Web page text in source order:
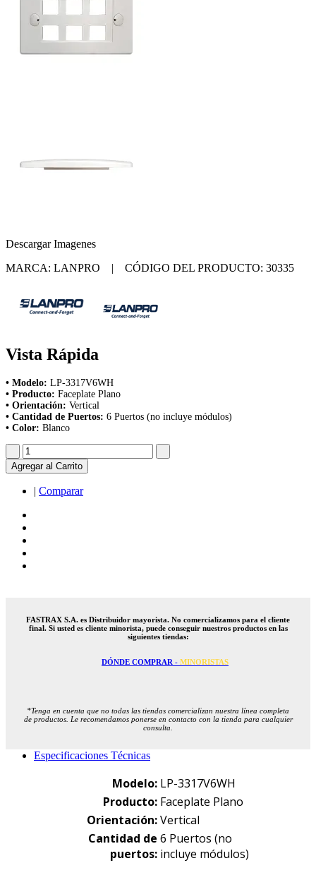
Descargar Imagenes
MARCA: LANPRO | CÓDIGO DEL PRODUCTO: 30335
Vista Rápida
• Modelo: LP-3317V6WH
• Producto: Faceplate Plano
• Orientación: Vertical
• Cantidad de Puertos: 6 Puertos (no incluye módulos)
• Color: Blanco
Agregar al Carrito
Comparar
FASTRAX S.A. es Distribuidor mayorista. No comercializamos para el cliente
final. Si usted es cliente minorista, puede conseguir nuestros productos en las
siguientes tiendas:
DÓNDE COMPRAR - MINORISTAS
*Tenga en cuenta que no todas las tiendas comercializan nuestra línea completa
de productos. Le recomendamos ponerse en contacto con la tienda para cualquier
consulta.
Especificaciones Técnicas
Modelo: LP-3317V6WH
Producto: Faceplate Plano
Orientación: Vertical
Cantidad de
puertos:
6 Puertos (no
incluye módulos)